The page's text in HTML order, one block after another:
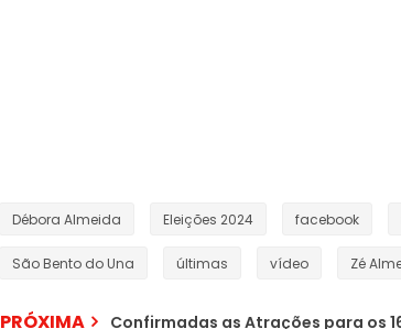
Débora Almeida Eleições 2024 facebook
São Bento do Una últimas vídeo Zé
PRÓXIMA
Confirmadas as Atrações para os